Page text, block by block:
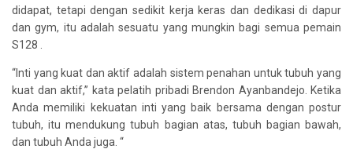
didapat, tetapi dengan sedikit kerja keras dan dedikasi di dapur
dan gym, itu adalah sesuatu yang mungkin bagi semua pemain
S128 .
“Inti yang kuat dan aktif adalah sistem penahan untuk tubuh yang
kuat dan aktif,” kata pelatih pribadi Brendon Ayanbandejo. Ketika
Anda memiliki kekuatan inti yang baik bersama dengan postur
tubuh, itu mendukung tubuh bagian atas, tubuh bagian bawah,
dan tubuh Anda juga. “